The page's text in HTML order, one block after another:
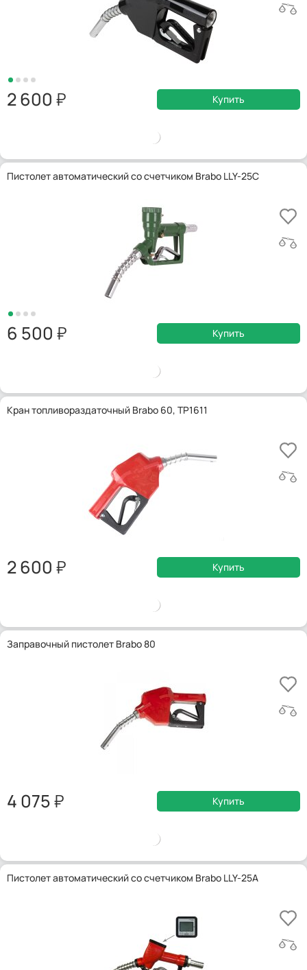
2 600 Купить
Пистолет автоматический со счетчиком Brabo LLY-25C
6 500 Купить
Кран топливораздаточный Brabo 60, TP1611
2 600 Купить
Заправочный пистолет Brabo 80
4 075 Купить
Пистолет автоматический со счетчиком Brabo LLY-25A